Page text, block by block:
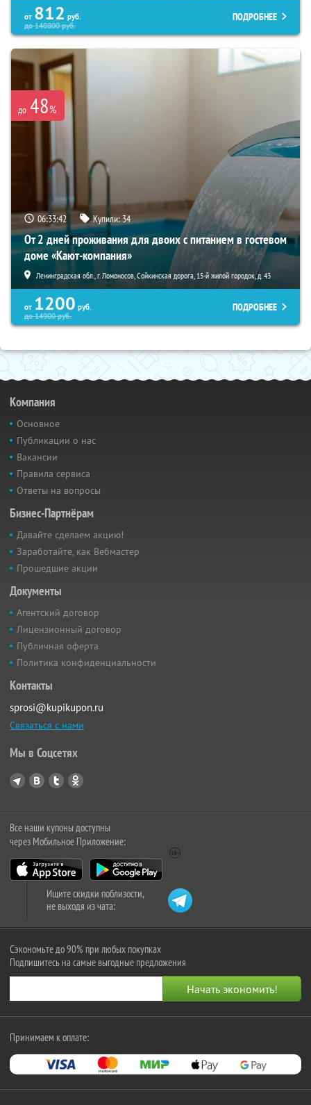
от 812 руб.
до140800руб.
ПОДРОБНЕЕ
до 48%
06:33:40 Купили:34
От 2 дней проживания для двоих с питанием в гостевом
доме «Кают-компания»
Ленинградская обл., г. Ломоносов, Сойкинская дорога, 15-й жилой городок, д. 43
от 1200 руб.
до14900руб.
ПОДРОБНЕЕ
Компания
Основное
Публикации о нас
Вакансии
Правила сервиса
Ответы на вопросы
Бизнес-Партнёрам
Давайте сделаем акцию!
Заработайте, как Вебмастер
Прошедшие акции
Документы
Агентский договор
Лицензионный договор
Публичная оферта
Политика конфиденциальности
Контакты
sprosi@kupikupon.ru
Связаться с нами
Мы в Соцсетях
Все наши купоны доступны
через Мобильное Приложение:
Ищите скидки поблизости,
не выходя из чата:
Сэкономьте до 90% при любых покупках
Подпишитесь на самые выгодные предложения
Принимаем к оплате: